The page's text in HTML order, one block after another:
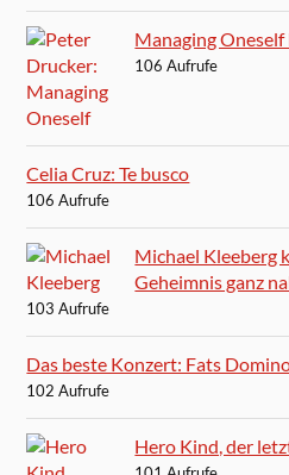
Managing
106 Aufrufe
Celia Cruz: Te busco
106 Aufrufe
Michael Kleeberg
Geheimnis ganz
103 Aufrufe
Das beste Konzert: Fats
102 Aufrufe
Hero Kind, der